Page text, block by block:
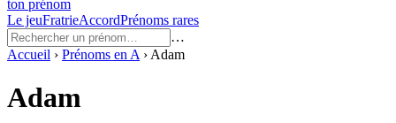
ton prénom
Le jeuFratrieAccordPrénoms rares
…
Accueil › Prénoms en A › Adam
Adam